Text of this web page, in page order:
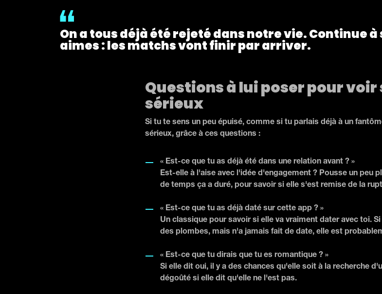
On a tous déjà été rejeté dans notre vie. Continue
aimes : les matchs vont finir par arriver.
Questions à lui poser pour voir
sérieux
Si tu te sens un peu épuisé, comme si tu parlais déjà à un
sérieux, grâce à ces questions :
« Est-ce que tu as déjà été dans une relation avant ? »
Est-elle à l'aise avec l'idée d'engagement ? Pousse un peu
de temps ça a duré, pour savoir si elle s'est remise de la
« Est-ce que tu as déjà daté sur cette app ? »
Un classique pour savoir si elle va vraiment dater avec toi.
des plombes, mais n'a jamais fait de date, elle est
« Est-ce que tu dirais que tu es romantique ? »
Si elle dit oui, il y a des chances qu'elle soit à la recherche
dégoûté si elle dit qu'elle ne l'est pas.